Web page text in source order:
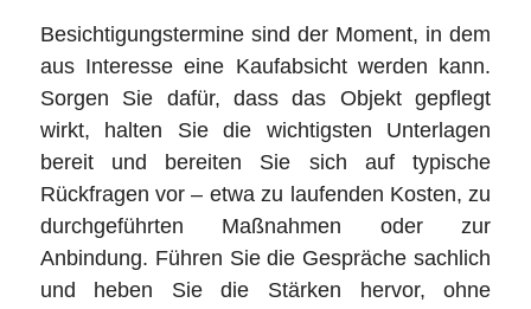
Besichtigungstermine sind der Moment, in dem
aus Interesse eine Kaufabsicht werden kann.
Sorgen Sie dafür, dass das Objekt gepflegt
wirkt, halten Sie die wichtigsten Unterlagen
bereit und bereiten Sie sich auf typische
Rückfragen vor – etwa zu laufenden Kosten, zu
durchgeführten Maßnahmen oder zur
Anbindung. Führen Sie die Gespräche sachlich
und heben Sie die Stärken hervor, ohne